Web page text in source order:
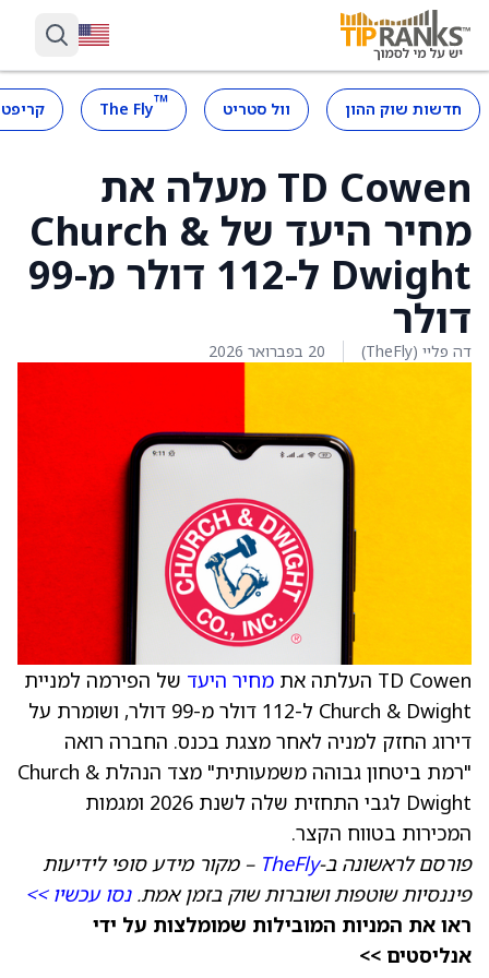
חדשות שוק ההון וול סטריט ™
The Fly
TD Cowen מעלה את
מחיר היעד של Church &
Dwight ל-112 דולר מ-99
דולר
דה פליי (TheFly) 20 בפברואר 2026
TD Cowen העלתה את מחיר היעד של הפירמה למניית
Church & Dwight ל-112 דולר מ-99 דולר, ושומרת על
דירוג החזק למניה לאחר מצגת בכנס. החברה רואה
"רמת ביטחון גבוהה משמעותית" מצד הנהלת Church &
Dwight לגבי התחזית שלה לשנת 2026 ומגמות
המכירות בטווח הקצר.
פורסם לראשונה ב-TheFly – מקור מידע סופי לידיעות
פיננסיות שוטפות ושוברות שוק בזמן אמת.נסו עכשיו >>
ראו את המניות המובילות שמומלצות על ידי
אנליסטים >>